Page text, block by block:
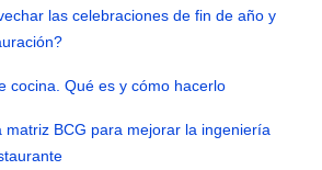
las celebraciones de fin de año y
cocina. Qué es y cómo hacerlo
matriz BCG para mejorar la ingeniería